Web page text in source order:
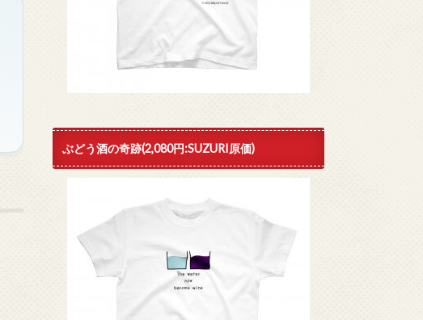
ぶどう酒の奇跡(2,080円:SUZURI原価)